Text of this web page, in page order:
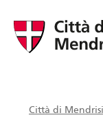
Città di